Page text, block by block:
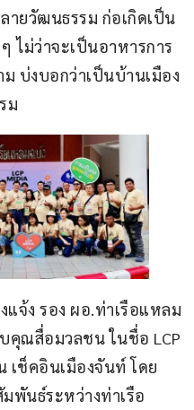
ายวัฒนธรรม ก่อเกิดเป็น
ไม่ว่าจะเป็นอาหารการ
บ่งบอกว่าเป็นบ้านเมือง
ม
แจ้ง รอง ผอ.ท่าเรือแหลม
คุณสื่อมวลชน ในชื่อ LCP
เช็คอินเมืองจันท์ โดย
พันธ์ระหว่างท่าเรือ